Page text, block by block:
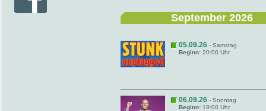
September 2026
05.09.26 - Samstag
Beginn: 20:00 Uhr
06.09.26 - Sonntag
Beginn: 19:00 Uhr